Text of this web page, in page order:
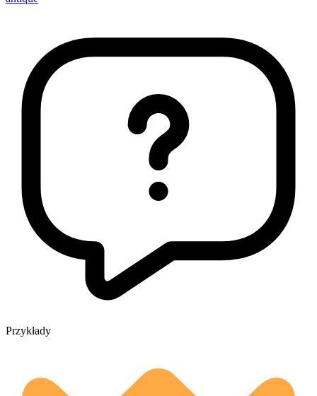
Przykłady